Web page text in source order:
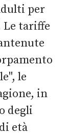
per
Le tariffe
le
in
degli
età